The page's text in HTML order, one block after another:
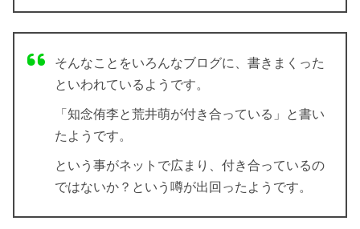
そんなことをいろんなブログに、書きまくった
といわれているようです。
「知念侑李と荒井萌が付き合っている」と書い
たようです。
という事がネットで広まり、付き合っているの
ではないか？という噂が出回ったようです。